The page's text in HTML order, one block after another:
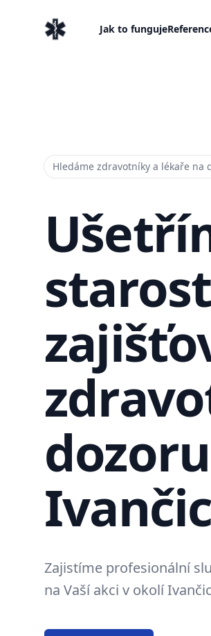
EventMedic.czJak to funguje
Hledáme zdravotníky a lékaře na
Zajistíme profesionální
na Vaší akci v okolí